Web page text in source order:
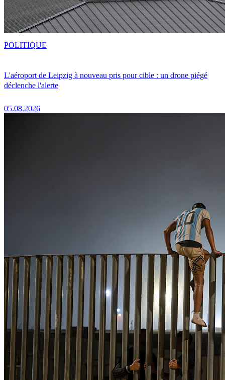
L'aéroport de Leipzig à nouveau pris pour cible : un drone piégé
déclenche l'alerte
05.08.2026
POLITIQUE